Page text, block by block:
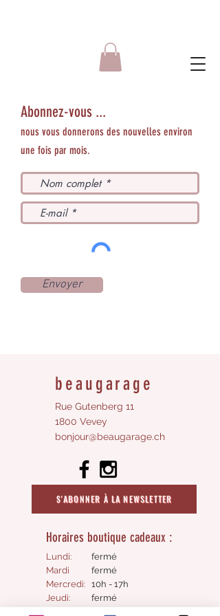
Abonnez-vous ...
nous vous donnerons des nouvelles environ
une fois par mois.
Envoyer
beaugarage
Rue Gutenberg 11
1800 Vevey
bonjour@beaugarage.ch
S'ABONNER À LA NEWSLETTER
Horaires boutique cadeaux :
Lundi:
Mardi
Mercredi:
Jeudi:
fermé
fermé
10h - 17h
fermé​